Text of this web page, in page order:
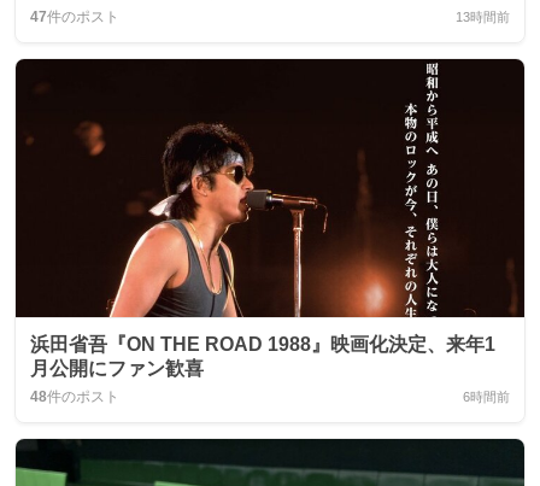
られる
47件のポスト 13時間前
浜田省吾『ON THE ROAD 1988』映画化決定、来年1
月公開にファン歓喜
48件のポスト 6時間前